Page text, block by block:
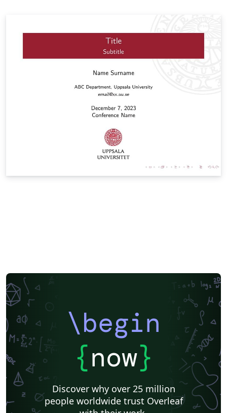
\begin
{now}
Discover why over 25 million
people worldwide trust Overleaf